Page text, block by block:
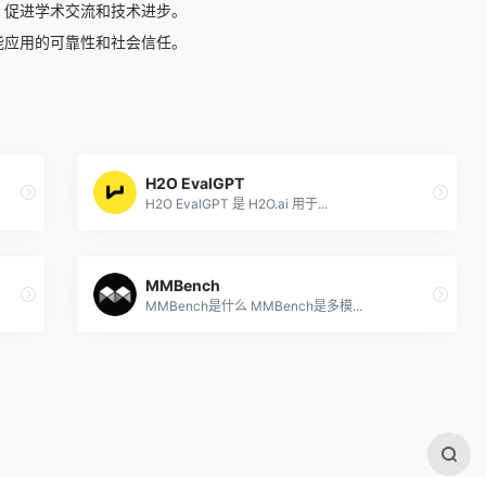
进学术交流和技术进步。
用的可靠性和社会信任。
H2O EvalGPT
H2O EvalGPT 是 H2O.ai 用于...
MMBench
MMBench是什么 MMBench是多模...